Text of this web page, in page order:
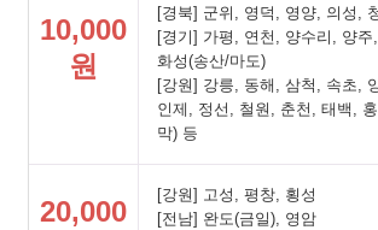
10,000
원
[경북] 군위, 영덕, 영양, 의성,
[경기] 가평, 연천, 양수리, 양주
화성(송산/마도)
[강원] 강릉, 동해, 삼척, 속초,
인제, 정선, 철원, 춘천, 태백,
막) 등
20,000
[강원] 고성, 평창, 횡성
[전남] 완도(금일), 영암